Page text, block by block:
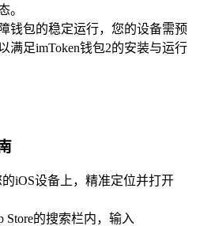
。
钱包的稳定运行，您的设备需预
满足imToken钱包2的安装与运行
的iOS设备上，精准定位并打开
Store的搜索栏内，输入